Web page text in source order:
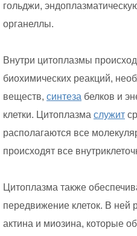
гольджи,
органеллы.
Внутри цитоплазмы
биохимических реакций,
веществ, синтеза белков и
клетки. Цитоплазма служит
располагаются все
происходят все
Цитоплазма также
передвижение клеток. В ней
актина и миозина, которые